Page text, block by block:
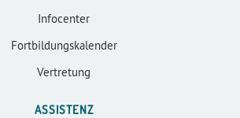
Infocenter
Fortbildungskalender
Vertretung
ASSISTENZ